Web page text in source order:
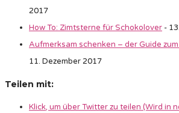
2017
How To: Zimtsterne für Schokolover -
Aufmerksam schenken – der Guide
11. Dezember 2017
Teilen mit:
Klick, um über Twitter zu teilen (Wird in